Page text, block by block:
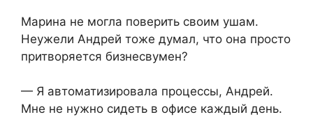
Марина не могла поверить своим ушам.
Неужели Андрей тоже думал, что она просто
притворяется бизнесвумен?
— Я автоматизировала процессы, Андрей.
Мне не нужно сидеть в офисе каждый день.